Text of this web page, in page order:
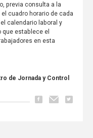
previa consulta a la
cuadro horario de cada
calendario laboral y
establece el
en esta
de Jornada y Control